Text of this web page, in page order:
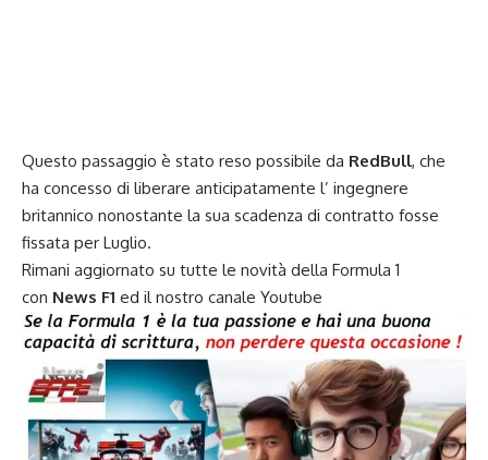
Questo passaggio è stato reso possibile da RedBull, che
ha concesso di liberare anticipatamente l’ ingegnere
britannico nonostante la sua scadenza di contratto fosse
fissata per Luglio.
Rimani aggiornato su tutte le novità della Formula 1
con News F1 ed il nostro canale Youtube